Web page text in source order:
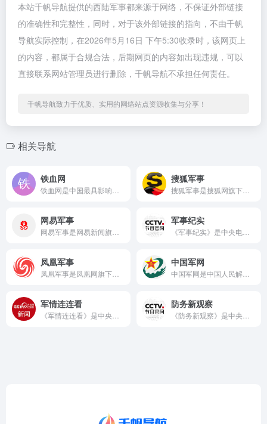
本站千帆导航提供的西陆军事都来源于网络，不保证外部链接
的准确性和完整性，同时，对于该外部链接的指向，不由千帆
导航实际控制，在2026年5月16日 下午5:30收录时，该网页上
的内容，都属于合规合法，后期网页的内容如出现违规，可以
直接联系网站管理员进行删除，千帆导航不承担任何责任。
千帆导航致力于优质、实用的网络站点资源收集与分享！
相关导航
铁血网 搜狐军事
网易军事 军事纪实
凤凰军事 中国军网
军情连连看 防务新观察